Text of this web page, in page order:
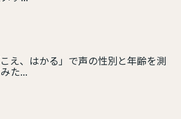
え、はかる」で声の性別と年齢を測
た...